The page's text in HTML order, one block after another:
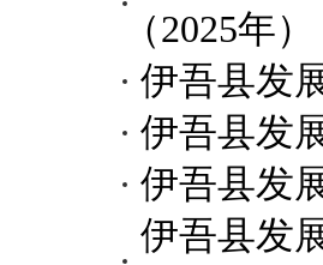
（2025年）
伊吾县发
伊吾县发
伊吾县发
伊吾县发